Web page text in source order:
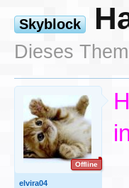
Skyblock
Dieses
Offline
elvira04